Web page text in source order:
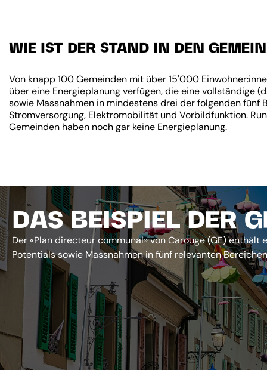
WIE IST DER STAND IN DEN
Von knapp 100 Gemeinden mit über 15'000
über eine Energieplanung verfügen, die eine vollständige
sowie Massnahmen in mindestens drei der folgenden fünf
Stromversorgung, Elektromobilität und Vorbildfunktion.
Gemeinden haben noch gar keine Energieplanung.
DAS BEISPIEL DER
Der «Plan directeur communal» von Carouge (GE)
Potentials sowie Massnahmen in fünf relevanten